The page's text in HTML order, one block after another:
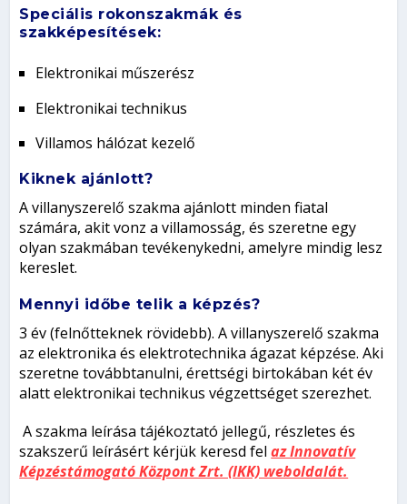
Speciális rokonszakmák és
szakképesítések:
Elektronikai műszerész
Elektronikai technikus
Villamos hálózat kezelő
Kiknek ajánlott?
A villanyszerelő szakma ajánlott minden fiatal
számára, akit vonz a villamosság, és szeretne egy
olyan szakmában tevékenykedni, amelyre mindig lesz
kereslet.
Mennyi időbe telik a képzés?
3 év (felnőtteknek rövidebb). A villanyszerelő szakma
az elektronika és elektrotechnika ágazat képzése. Aki
szeretne továbbtanulni, érettségi birtokában két év
alatt elektronikai technikus végzettséget szerezhet.
A szakma leírása tájékoztató jellegű, részletes és
szakszerű leírásért kérjük keresd felaz Innovatív
Képzéstámogató Központ Zrt. (IKK) weboldalát.